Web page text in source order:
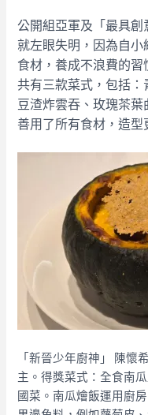
公開組亞軍及「最具
就左眼失明，因為自
食材，養成不浪費的習
共有三款菜式，包括
豆渣炸雲吞、玫瑰茶
善用了所有食材，造型
「新晉少年廚神」 陳懷
主。得獎菜式：全食南
國菜。南瓜燴飯運用廚